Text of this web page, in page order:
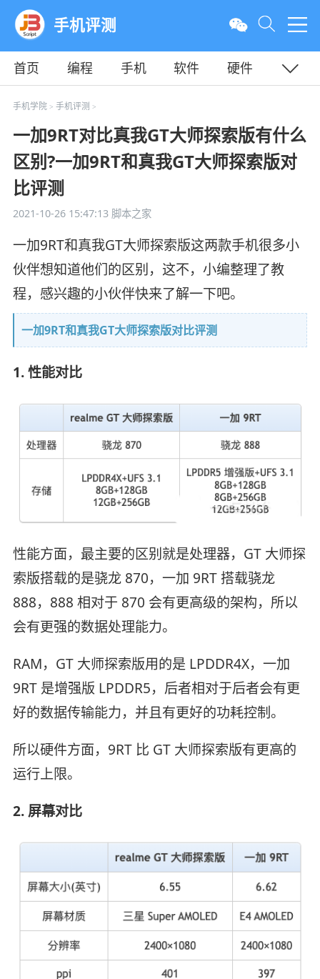
手机评测
首页 编程 手机 软件
硬件
教程
平面
手机学院> 手机评测 >
一加9RT对比真我GT大师探索版有什么
区别?一加9RT和真我GT大师探索版对
比评测
2021-10-26 15:47:13脚本之家
一加9RT和真我GT大师探索版这两款手机很多小
伙伴想知道他们的区别，这不，小编整理了教
程，感兴趣的小伙伴快来了解一下吧。
一加9RT和真我GT大师探索版对比评测
1. 性能对比
性能方面，最主要的区别就是处理器，GT 大师探
索版搭载的是骁龙 870，一加 9RT 搭载骁龙
888，888 相对于 870 会有更高级的架构，所以
会有更强的数据处理能力。
RAM，GT 大师探索版用的是 LPDDR4X，一加
9RT 是增强版 LPDDR5，后者相对于后者会有更
好的数据传输能力，并且有更好的功耗控制。
所以硬件方面，9RT 比 GT 大师探索版有更高的
运行上限。
2. 屏幕对比